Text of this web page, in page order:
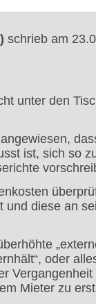
schrieb am
unter den
ist, sich so
und diese an
oder
Vergangenheit
Mieter zu